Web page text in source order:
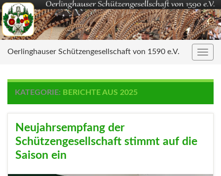
Oerlinghauser Schützengesellschaft von 1590 e.V.
KATEGORIE: BERICHTE AUS 2025
Neujahrsempfang der
Schützengesellschaft stimmt auf die
Saison ein